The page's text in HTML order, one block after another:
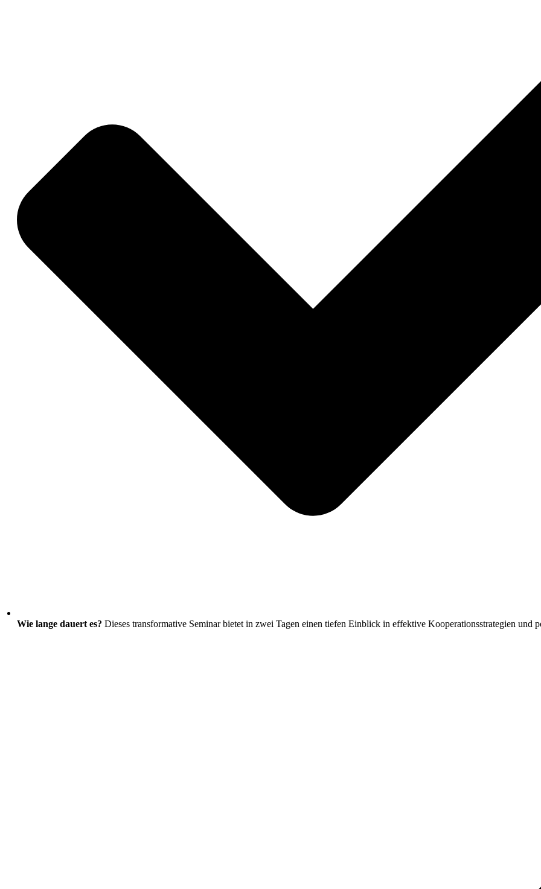
Wie lange dauert es? Dieses transformative Seminar bietet in zwei Tagen einen tiefen Einblick in effektive Kooperationsstrategien und